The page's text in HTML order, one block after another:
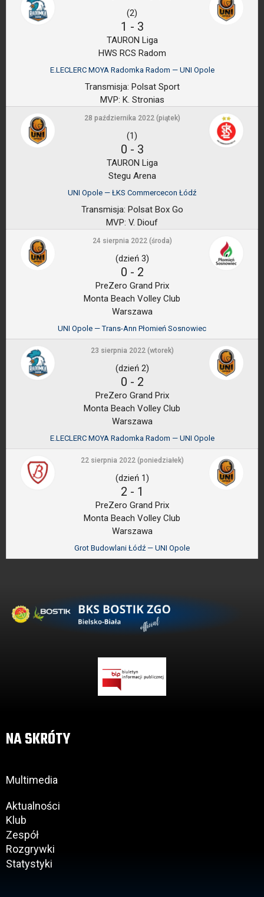
(2)
1 - 3
TAURON Liga
HWS RCS Radom
E.LECLERC MOYA Radomka Radom — UNI Opole
Transmisja: Polsat Sport
MVP: K. Stronias
28 października 2022 (piątek)
(1)
0 - 3
TAURON Liga
Stegu Arena
UNI Opole — ŁKS Commercecon Łódź
Transmisja: Polsat Box Go
MVP: V. Diouf
24 sierpnia 2022 (środa)
(dzień 3)
0 - 2
PreZero Grand Prix
Monta Beach Volley Club
Warszawa
UNI Opole — Trans-Ann Płomień Sosnowiec
23 sierpnia 2022 (wtorek)
(dzień 2)
0 - 2
PreZero Grand Prix
Monta Beach Volley Club
Warszawa
E.LECLERC MOYA Radomka Radom — UNI Opole
22 sierpnia 2022 (poniedziałek)
(dzień 1)
2 - 1
PreZero Grand Prix
Monta Beach Volley Club
Warszawa
Grot Budowlani Łódź — UNI Opole
NA SKRÓTY
Multimedia
Aktualności
Klub
Zespół
Rozgrywki
Statystyki